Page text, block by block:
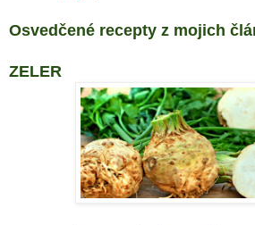
Osvedčené recepty z mojich
ZELER